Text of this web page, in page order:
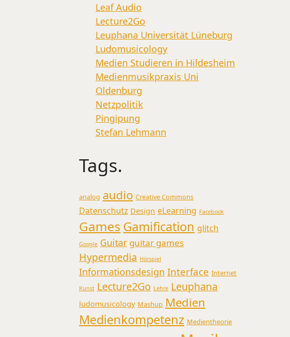
Leaf Audio
Lecture2Go
Leuphana Universität Lüneburg
Ludomusicology
Medien Studieren in Hildesheim
Medienmusikpraxis Uni
Oldenburg
Netzpolitik
Pingipung
Stefan Lehmann
Tags.
analog audio Creative Commons
Datenschutz Design eLearning Facebook
Games Gamification glitch
Google Guitar guitar games
Hypermedia Hörspiel
Informationsdesign Interface Internet
Kunst Lecture2Go Lehre Leuphana
ludomusicology Mashup Medien
Medienkompetenz Medientheorie